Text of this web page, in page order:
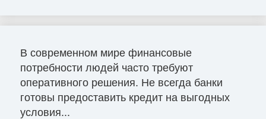
В современном мире финансовые
потребности людей часто требуют
оперативного решения. Не всегда банки
готовы предоставить кредит на выгодных
условия...